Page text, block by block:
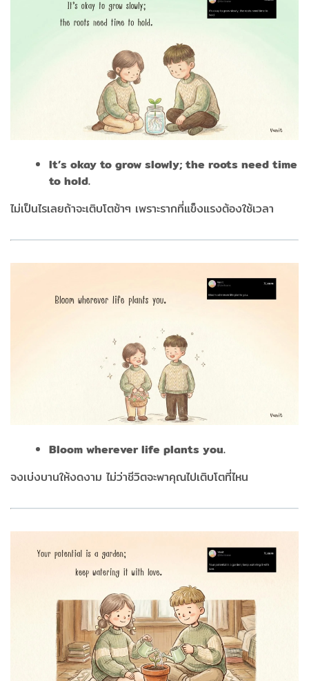
It’s okay to grow slowly; the roots need time
to hold.
ไม่เป็นไรเลยถ้าจะเติบโตช้าๆ เพราะรากที่แข็งแรงต้องใช้เวลา
Bloom wherever life plants you.
จงเบ่งบานให้งดงาม ไม่ว่าชีวิตจะพาคุณไปเติบโตที่ไหน